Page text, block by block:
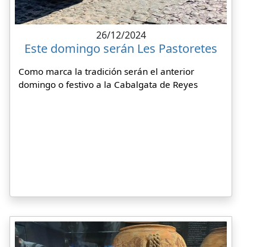
26/12/2024
Este domingo serán Les Pastoretes
Como marca la tradición serán el anterior
domingo o festivo a la Cabalgata de Reyes